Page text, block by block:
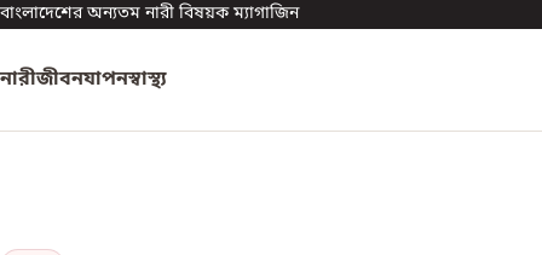
বাংলাদেশের অন্যতম নারী বিষয়ক ম্যাগাজিন
নারীজীবনযাপনস্বাস্থ্য